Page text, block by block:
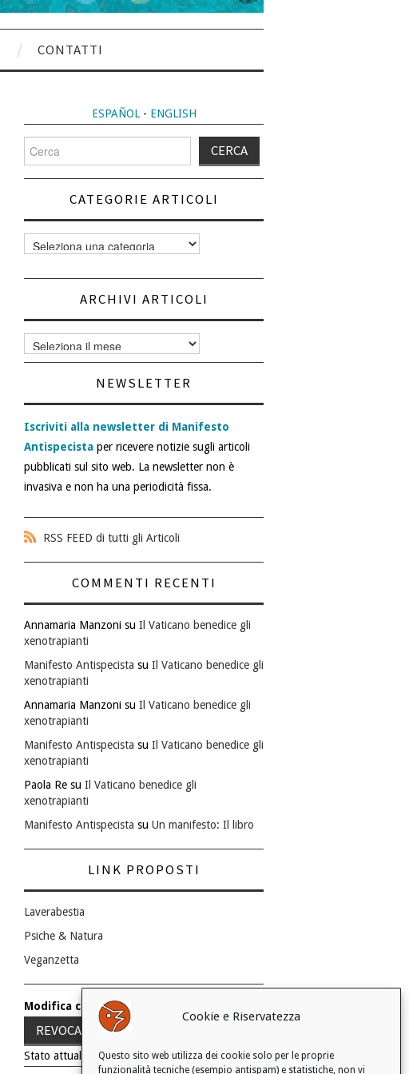
Cookie e Riservatezza
Questo sito web utilizza dei cookie solo per le proprie
funzionalità tecniche (esempio antispam) e statistiche, non vi
CONTATTI
ESPAÑOL- ENGLISH
per:
CATEGORIE ARTICOLI
Categorie
articoli
ARCHIVI ARTICOLI
Archivi
articoli
NEWSLETTER
Iscriviti alla newsletter di Manifesto
Antispecista per ricevere notizie sugli articoli
pubblicati sul sito web. La newsletter non è
invasiva e non ha una periodicità fissa.
RSS FEED di tutti gli Articoli
COMMENTI RECENTI
Annamaria Manzoni su Il Vaticano benedice gli
xenotrapianti
Manifesto Antispecista su Il Vaticano benedice gli
xenotrapianti
Annamaria Manzoni su Il Vaticano benedice gli
xenotrapianti
Manifesto Antispecista su Il Vaticano benedice gli
xenotrapianti
Paola Re su Il Vaticano benedice gli
xenotrapianti
Manifesto Antispecista su Un manifesto: Il libro
LINK PROPOSTI
Laverabestia
Psiche & Natura
Veganzetta
Modifica consenso ai cookie
REVOCA IL TUO CONSENSO
Stato attuale: Negato